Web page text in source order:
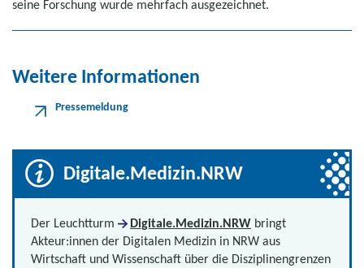
seine Forschung wurde mehrfach ausgezeichnet.
Weitere Informationen
Pressemeldung
Digitale.Medizin.NRW
Der Leuchtturm Digitale.Medizin.NRW bringt
Akteur:innen der Digitalen Medizin in NRW aus
Wirtschaft und Wissenschaft über die Disziplinengrenzen